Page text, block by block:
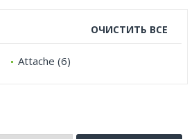
ОЧИСТИТЬ ВСЕ
Attache (6)